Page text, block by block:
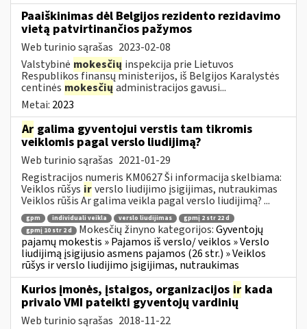
Paaiškinimas dėl Belgijos rezidento rezidavimo
vietą patvirtinančios pažymos
Web turinio sąrašas 2023-02-08
Valstybinė mokesčių inspekcija prie Lietuvos
Respublikos finansų ministerijos, iš Belgijos Karalystės
centinės mokesčių administracijos gavusi...
Metai: 2023
Ar galima gyventojui verstis tam tikromis
veiklomis pagal verslo liudijimą?
Web turinio sąrašas 2021-01-29
Registracijos numeris KM0627 Ši informacija skelbiama:
Veiklos rūšys irverslo liudijimo įsigijimas, nutraukimas
Veiklos rūšis Ar galima veikla pagal verslo liudijimą? ...
gpm individuali veikla verslo liudijimas
gpmį 2 str 22 d
gpmį 10 str 2 d
Mokesčių žinyno kategorijos:Gyventojų
pajamų mokestis » Pajamos iš verslo/ veiklos » Verslo
liudijimą įsigijusio asmens pajamos (26 str.) » Veiklos
rūšys ir verslo liudijimo įsigijimas, nutraukimas
Kurios įmonės, įstaigos, organizacijos ir kada
privalo VMI pateikti gyventojų vardinių
Web turinio sąrašas 2018-11-22